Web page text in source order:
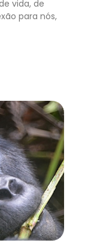
vida, de
para nós,